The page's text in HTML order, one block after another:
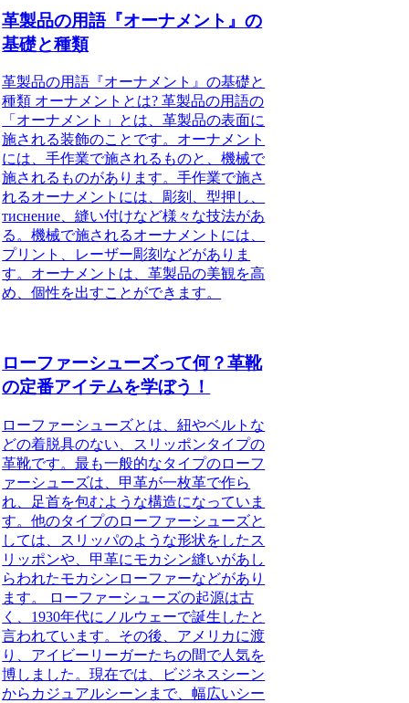
革製品の用語『オーナメント』の
基礎と種類
革製品の用語『オーナメント』の基礎と
種類 オーナメントとは? 革製品の用語の
「オーナメント」とは、革製品の表面に
施される装飾のことです。オーナメント
には、手作業で施されるものと、機械で
施されるものがあります。手作業で施さ
れるオーナメントには、彫刻、型押し、
тиснение、縫い付けなど様々な技法があ
る。機械で施されるオーナメントには、
プリント、レーザー彫刻などがありま
す。オーナメントは、革製品の美観を高
め、個性を出すことができます。
ローファーシューズって何？革靴
の定番アイテムを学ぼう！
ローファーシューズとは、紐やベルトな
どの着脱具のない、スリッポンタイプの
革靴です。最も一般的なタイプのローフ
ァーシューズは、甲革が一枚革で作ら
れ、足首を包むような構造になっていま
す。他のタイプのローファーシューズと
しては、スリッパのような形状をしたス
リッポンや、甲革にモカシン縫いがあし
らわれたモカシンローファーなどがあり
ます。 ローファーシューズの起源は古
く、1930年代にノルウェーで誕生したと
言われています。その後、アメリカに渡
り、アイビーリーガーたちの間で人気を
博しました。現在では、ビジネスシーン
からカジュアルシーンまで、幅広いシー